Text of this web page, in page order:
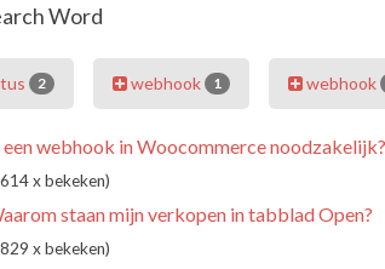
Word
2 webhook 1 webhook
een webhook in Woocommerce noodzakelijk?
x bekeken)
staan mijn verkopen in tabblad Open?
x bekeken)